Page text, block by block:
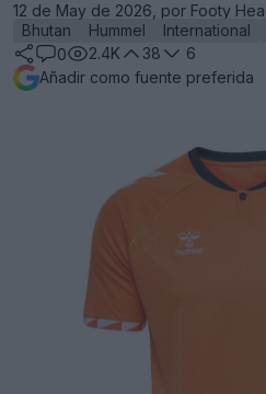
12 de May de 2026, por Footy
Bhutan
Hummel International
0
2.4K 38
6
Añadir como fuente preferida